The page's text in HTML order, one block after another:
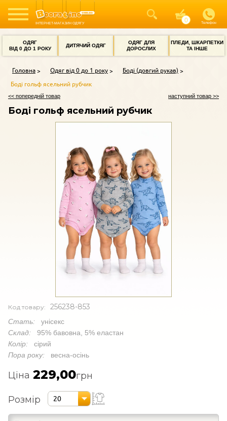
ІНТЕРНЕТ-МАГАЗИН ОДЯГУ Телефон
ОДЯГ
ВІД 0 ДО 1 РОКУ
ДИТЯЧИЙ ОДЯГ
ОДЯГ ДЛЯ
ДОРОСЛИХ
ПЛЕДИ, ШКАРПЕТКИ
ТА ІНШЕ
Головна Одяг від 0 до 1 року
Боді (довгий рукав)
Боді гольф ясельний рубчик
<< попередній товар наступний товар >>
Боді гольф ясельний рубчик
Код товару: 256238-853
Стать: унісекс
Склад: 95% бавовна, 5% еластан
Колір: сірий
Пора року: весна-осінь
Ціна 229,00грн
Розмір 20